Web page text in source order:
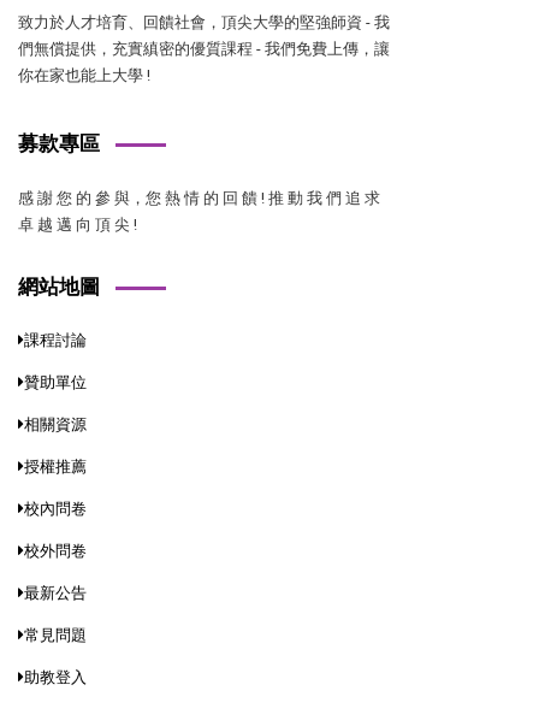
致力於人才培育、回饋社會，頂尖大學的堅強師資 - 我
們無償提供，充實縝密的優質課程 - 我們免費上傳，讓
你在家也能上大學 !
募款專區
感 謝 您 的 參 與，您 熱 情 的 回 饋 ! 推 動 我 們 追 求
卓 越 邁 向 頂 尖 !
網站地圖
課程討論
贊助單位
相關資源
授權推薦
校內問卷
校外問卷
最新公告
常見問題
助教登入